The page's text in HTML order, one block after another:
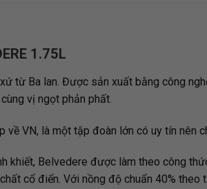
1.75L
từ Ba lan. Được sản xuất bằng công
vị ngọt phản phất.
VN, là một tập đoàn lớn có uy tín nên
khiết, Belvedere được làm theo công
cổ điển. Với nồng độ chuẩn 40% theo